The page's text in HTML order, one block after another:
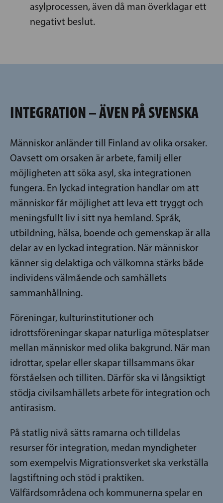
asylprocessen, även då man överklagar ett
negativt beslut.
INTEGRATION – ÄVEN PÅ SVENSKA
Människor anländer till Finland av olika orsaker.
Oavsett om orsaken är arbete, familj eller
möjligheten att söka asyl, ska integrationen
fungera. En lyckad integration handlar om att
människor får möjlighet att leva ett tryggt och
meningsfullt liv i sitt nya hemland. Språk,
utbildning, hälsa, boende och gemenskap är alla
delar av en lyckad integration. När människor
känner sig delaktiga och välkomna stärks både
individens välmående och samhällets
sammanhållning.
Föreningar, kulturinstitutioner och
idrottsföreningar skapar naturliga mötesplatser
mellan människor med olika bakgrund. När man
idrottar, spelar eller skapar tillsammans ökar
förståelsen och tilliten. Därför ska vi långsiktigt
stödja civilsamhällets arbete för integration och
antirasism.
På statlig nivå sätts ramarna och tilldelas
resurser för integration, medan myndigheter
som exempelvis Migrationsverket ska verkställa
lagstiftning och stöd i praktiken.
Välfärdsområdena och kommunerna spelar en